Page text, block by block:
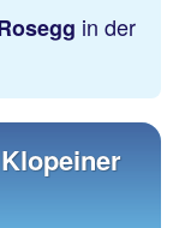
in der